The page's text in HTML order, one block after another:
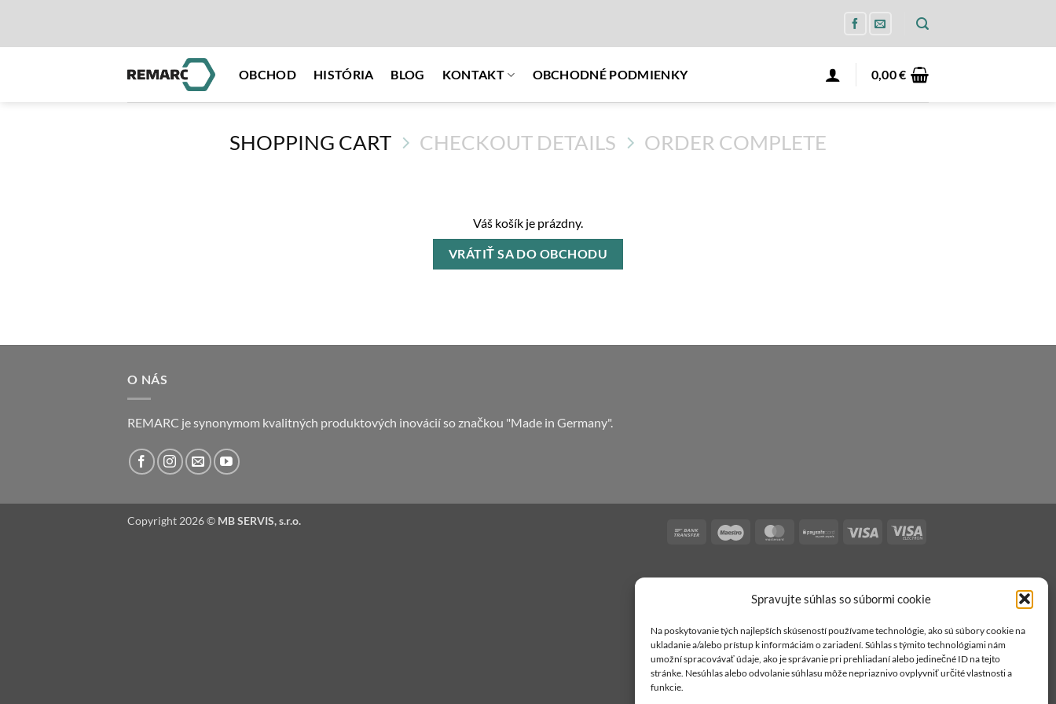
Spravujte súhlas so súbormi cookie
Na poskytovanie tých najlepších skúseností používame technológie, ako sú súbory cookie na
ukladanie a/alebo prístup k informáciám o zariadení. Súhlas s týmito technológiami nám
umožní spracovávať údaje, ako je správanie pri prehliadaní alebo jedinečné ID na tejto
stránke. Nesúhlas alebo odvolanie súhlasu môže nepriaznivo ovplyvniť určité vlastnosti a
funkcie.
content
OBCHOD
HISTÓRIA BLOG KONTAKT OBCHODNÉ PODMIENKY 0,00€
SHOPPING CART CHECKOUT DETAILS ORDER COMPLETE
Váš košík je prázdny.
VRÁTIŤ SA DO OBCHODU
O NÁS
REMARC je synonymom kvalitných produktových inovácií so značkou "Made in Germany".
Bank
Maestro MasterCardPaySafe Visa
Visa
Copyright 2026 © MB SERVIS, s.r.o.